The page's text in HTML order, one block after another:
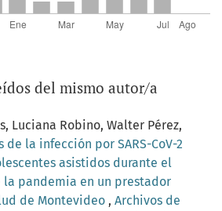
del mismo autor/a
Luciana Robino, Walter Pérez,
de la infección por SARS-CoV-2
asistidos durante el
la pandemia en un prestador
de Montevideo , Archivos de